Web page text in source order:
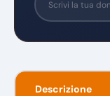
Descrizione